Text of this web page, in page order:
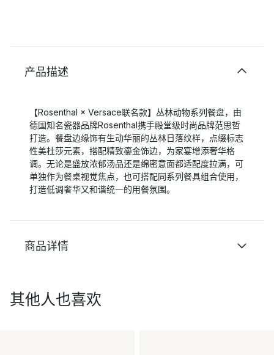
产品描述
【Rosenthal × Versace联名款】丛林动物系列餐盘，由
德国知名瓷器品牌Rosenthal携手殿堂级时尚品牌范思哲
打造。餐盘边缘饰有生动华丽的丛林日落纹样，点缀标志
性美杜莎元素，搭配精致鎏金饰边，为家宴增添奢华格
调。无论是盛放浓郁汤品还是绵密意面都适配度拉满，可
单独作为餐桌视觉焦点，也可搭配同系列餐具组合使用，
打造低调奢华又和谐统一的用餐氛围。
商品详情
其他人也喜欢